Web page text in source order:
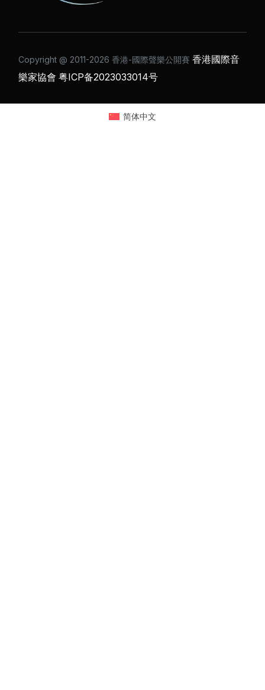
Copyright @ 2011-2026 ⾹港-國際聲樂公開賽香港國際音
樂家協會 粤ICP备2023033014号
简体中文